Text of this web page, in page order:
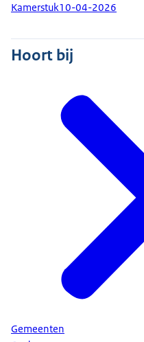
Kamerstuk10-04-2026
Hoort bij
Gemeenten